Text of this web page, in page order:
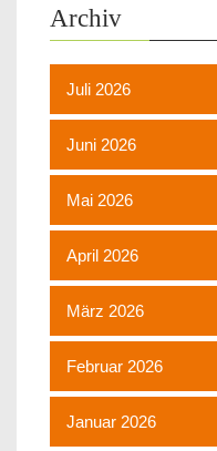
Archiv
Juli 2026
Juni 2026
Mai 2026
April 2026
März 2026
Februar 2026
Januar 2026